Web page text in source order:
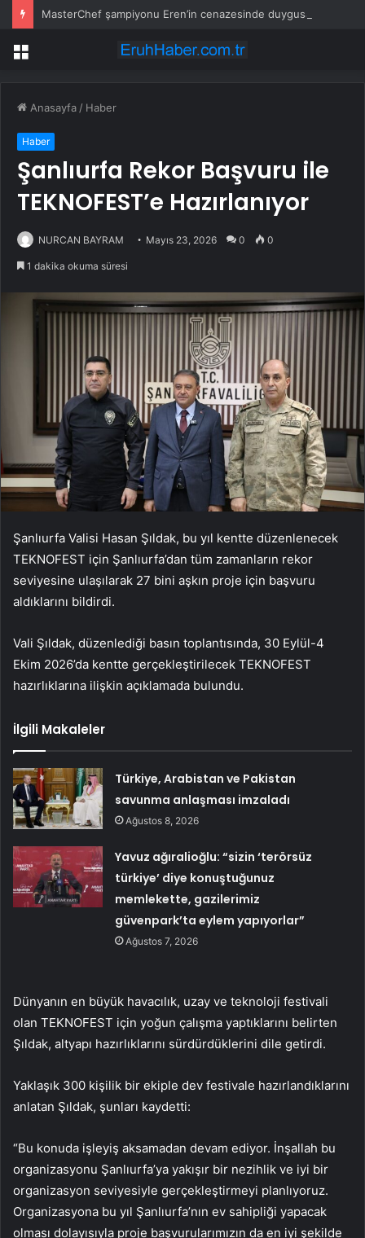
Menü
Anasayfa / Haber
Haber
Şanlıurfa Rekor Başvuru ile
TEKNOFEST’e Hazırlanıyor
NURCAN BAYRAM Mayıs 23, 2026 0 0
1 dakika okuma süresi
Şanlıurfa Valisi Hasan Şıldak, bu yıl kentte düzenlenecek
TEKNOFEST için Şanlıurfa’dan tüm zamanların rekor
seviyesine ulaşılarak 27 bini aşkın proje için başvuru
aldıklarını bildirdi.
Vali Şıldak, düzenlediği basın toplantısında, 30 Eylül-4
Ekim 2026’da kentte gerçekleştirilecek TEKNOFEST
hazırlıklarına ilişkin açıklamada bulundu.
İlgili Makaleler
Türkiye, Arabistan ve Pakistan
savunma anlaşması imzaladı
Ağustos 8, 2026
Yavuz ağıralioğlu: “sizin ‘terörsüz
türkiye’ diye konuştuğunuz
memlekette, gazilerimiz
güvenpark’ta eylem yapıyorlar”
Ağustos 7, 2026
Dünyanın en büyük havacılık, uzay ve teknoloji festivali
olan TEKNOFEST için yoğun çalışma yaptıklarını belirten
Şıldak, altyapı hazırlıklarını sürdürdüklerini dile getirdi.
Yaklaşık 300 kişilik bir ekiple dev festivale hazırlandıklarını
anlatan Şıldak, şunları kaydetti:
“Bu konuda işleyiş aksamadan devam ediyor. İnşallah bu
organizasyonu Şanlıurfa’ya yakışır bir nezihlik ve iyi bir
organizasyon seviyesiyle gerçekleştirmeyi planlıyoruz.
Organizasyona bu yıl Şanlıurfa’nın ev sahipliği yapacak
olması dolayısıyla proje başvurularımızın da en iyi şekilde